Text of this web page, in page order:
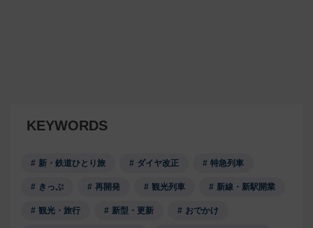
KEYWORDS
新・鉄道ひとり旅 ダイヤ改正 特急列車
きっぷ 再開発 観光列車 新線・新駅開業
観光・旅行 新型・更新 おでかけ